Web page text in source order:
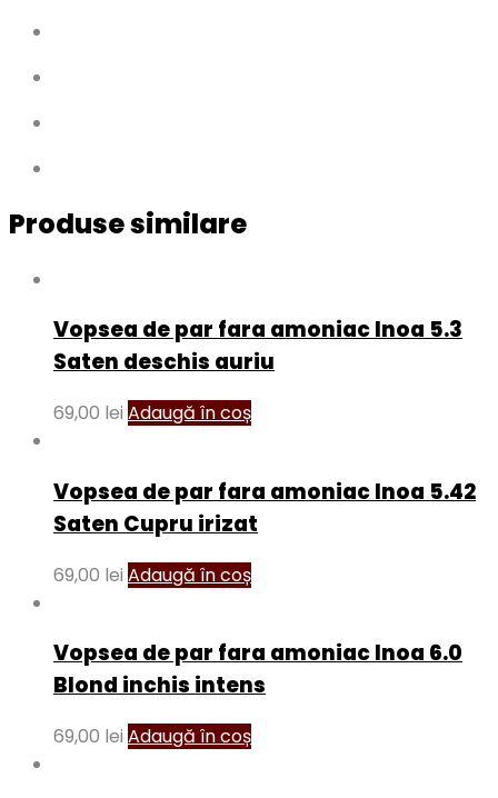
Produse similare
Vopsea de par fara amoniac Inoa 5.3
Saten deschis auriu
69,00 lei Adaugă în coș
Vopsea de par fara amoniac Inoa 5.42
Saten Cupru irizat
69,00 lei Adaugă în coș
Vopsea de par fara amoniac Inoa 6.0
Blond inchis intens
69,00 lei Adaugă în coș